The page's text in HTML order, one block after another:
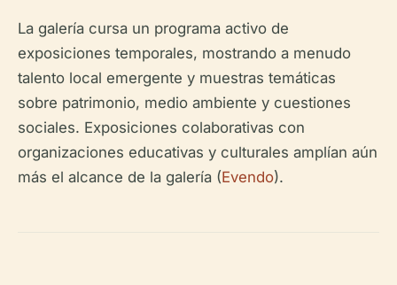
La galería cursa un programa activo de
exposiciones temporales, mostrando a menudo
talento local emergente y muestras temáticas
sobre patrimonio, medio ambiente y cuestiones
sociales. Exposiciones colaborativas con
organizaciones educativas y culturales amplían aún
más el alcance de la galería (Evendo).